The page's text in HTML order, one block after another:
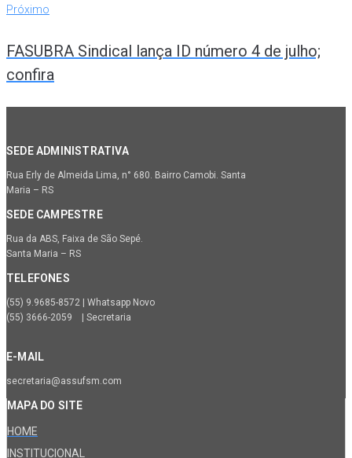
Próximo
FASUBRA Sindical lança ID número 4 de julho;
confira
SEDE ADMINISTRATIVA
Rua Erly de Almeida Lima, n° 680. Bairro Camobi. Santa
Maria – RS
SEDE CAMPESTRE
Rua da ABS, Faixa de São Sepé.
Santa Maria – RS
TELEFONES
(55) 9.9685-8572 | Whatsapp Novo
(55) 3666-2059 | Secretaria
E-MAIL
secretaria@assufsm.com
MAPA DO SITE
HOME
INSTITUCIONAL